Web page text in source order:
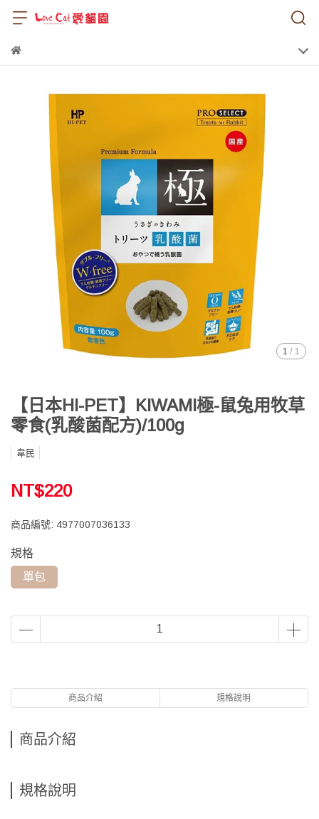
1 / 1
【日本HI-PET】KIWAMI極-鼠兔用牧草
零食(乳酸菌配方)/100g
韋民
NT$220
商品編號: 4977007036133
規格
單包
商品介紹 規格說明
商品介紹
規格說明